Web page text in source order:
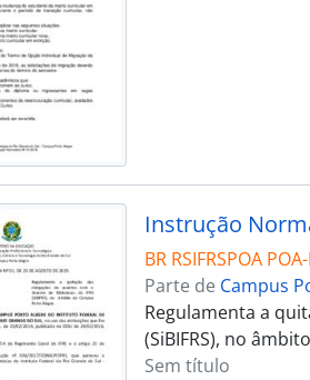
Instrução
BR RSIFRSPOA
Parte de Campus
Regulamenta a
(SiBIFRS), no
Sem título